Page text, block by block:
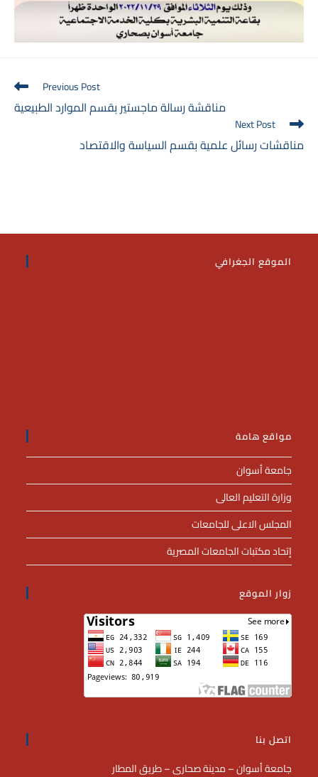
Read
articles
Previous Post
مناقشة رسالة ماجستير بقسم الموارد الطبيعية
Next Post
مناقشات رسائل علمية بقسم السياسة والاقتصاد
الموقع الجغرافي
مواقع هامة
جامعة أسوان
وزارة التعليم العالى
المجلس الاعلى للجامعات
إتحاد مكتبات الجامعات المصرية
زوار الموقع
اتصل بنا
جامعة أسوان – مدينة صحارى – طريق المطار